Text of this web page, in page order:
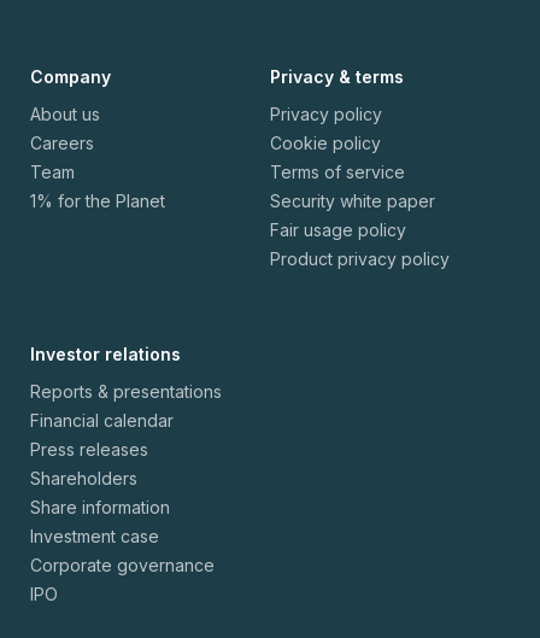
Company
About us
Careers
Team
1% for the Planet
Privacy & terms
Privacy policy
Cookie policy
Terms of service
Security white paper
Fair usage policy
Product privacy policy
Investor relations
Reports & presentations
Financial calendar
Press releases
Shareholders
Share information
Investment case
Corporate governance
IPO